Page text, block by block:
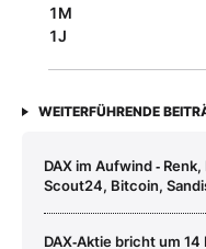
1M
1J
WEITERFÜHRENDE
DAX im Aufwind ‑
Scout24, Bitcoin,
DAX‑Aktie bricht um